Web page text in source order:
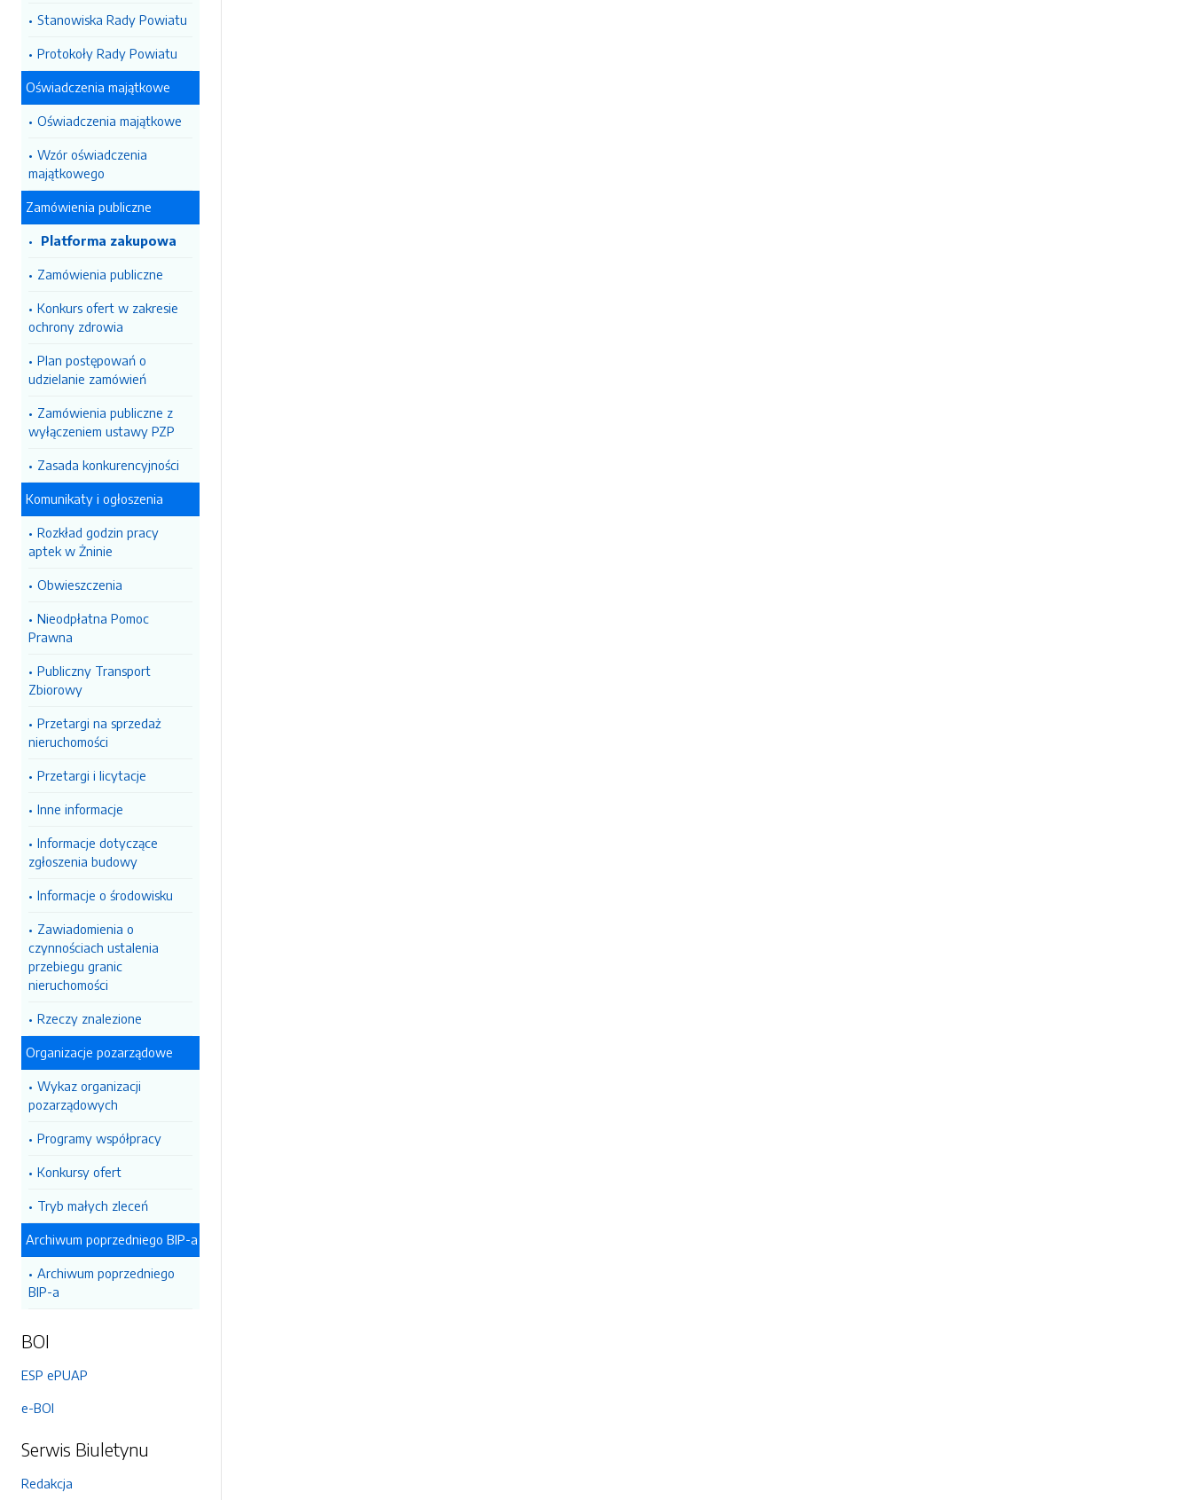
Stanowiska Rady Powiatu
Protokoły Rady Powiatu
Oświadczenia majątkowe
Oświadczenia majątkowe
Wzór oświadczenia
majątkowego
Zamówienia publiczne
Platforma zakupowa
Zamówienia publiczne
Konkurs ofert w zakresie
ochrony zdrowia
Plan postępowań o
udzielanie zamówień
Zamówienia publiczne z
wyłączeniem ustawy PZP
Zasada konkurencyjności
Komunikaty i ogłoszenia
Rozkład godzin pracy
aptek w Żninie
Obwieszczenia
Nieodpłatna Pomoc
Prawna
Publiczny Transport
Zbiorowy
Przetargi na sprzedaż
nieruchomości
Przetargi i licytacje
Inne informacje
Informacje dotyczące
zgłoszenia budowy
Informacje o środowisku
Zawiadomienia o
czynnościach ustalenia
przebiegu granic
nieruchomości
Rzeczy znalezione
Organizacje pozarządowe
Wykaz organizacji
pozarządowych
Programy współpracy
Konkursy ofert
Tryb małych zleceń
Archiwum poprzedniego BIP-a
Archiwum poprzedniego
BIP-a
BOI
ESP ePUAP
e-BOI
Serwis Biuletynu
Redakcja